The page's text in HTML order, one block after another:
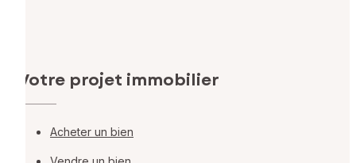
Votre projet immobilier
Acheter un bien